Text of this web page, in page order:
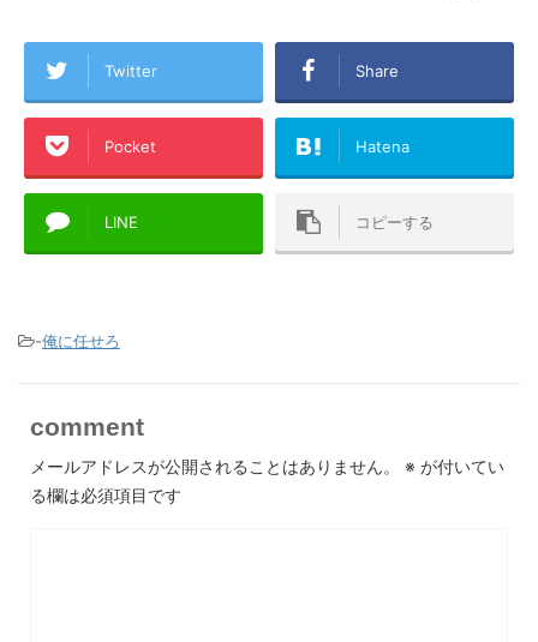
Twitter Share
Pocket Hatena
LINE コピーする
-俺に任せろ
comment
メールアドレスが公開されることはありません。 ※ が付いてい
る欄は必須項目です